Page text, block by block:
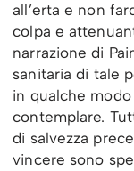
all’erta e non
colpa e
narrazione di
sanitaria di tale
in qualche modo
contemplare.
di salvezza
vincere sono